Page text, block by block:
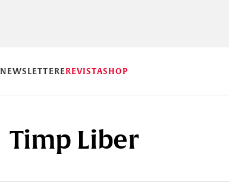
NEWSLETTEREREVISTASHOP
Timp Liber